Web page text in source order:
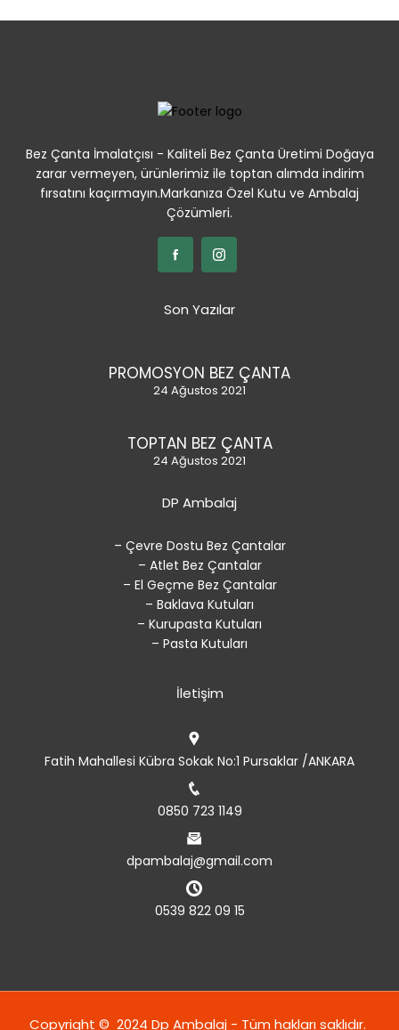
Bez Çanta İmalatçısı - Kaliteli Bez Çanta Üretimi Doğaya
zarar vermeyen, ürünlerimiz ile toptan alımda indirim
fırsatını kaçırmayın.Markanıza Özel Kutu ve Ambalaj
Çözümleri.
Son Yazılar
PROMOSYON BEZ ÇANTA
24 Ağustos 2021
TOPTAN BEZ ÇANTA
24 Ağustos 2021
DP Ambalaj
– Çevre Dostu Bez Çantalar
– Atlet Bez Çantalar
– El Geçme Bez Çantalar
– Baklava Kutuları
– Kurupasta Kutuları
– Pasta Kutuları
İletişim
Fatih Mahallesi Kübra Sokak No:1 Pursaklar /ANKARA
0850 723 1149
dpambalaj@gmail.com
0539 822 09 15
Copyright © 2024 Dp Ambalaj - Tüm hakları saklıdır.